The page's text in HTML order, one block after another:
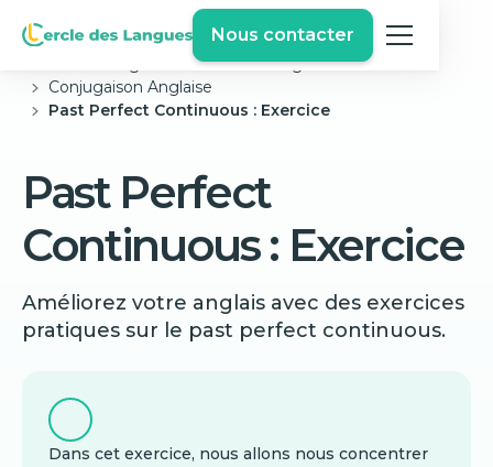
Nous contacter
Exercices Anglais Gratuits
Conjugaison Anglaise
Past Perfect Continuous : Exercice
Past Perfect
Continuous : Exercice
Améliorez votre anglais avec des exercices
pratiques sur le past perfect continuous.
Dans cet exercice, nous allons nous concentrer